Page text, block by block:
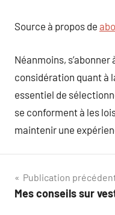
Source à propos de
Néanmoins,
considération quant à
essentiel de
se conforment à les
maintenir une
Navigation
de
Publication
Mes conseils sur